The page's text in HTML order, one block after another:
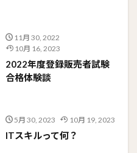
11月 30, 2022
10月 16, 2023
2022年度登録販売者試験
合格体験談
5月 30, 2023 10月 19, 2023
ITスキルって何？